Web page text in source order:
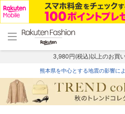
menu home
トップ
3,980円(税込)以上のお買
熊本県を中心とする地震の影響に